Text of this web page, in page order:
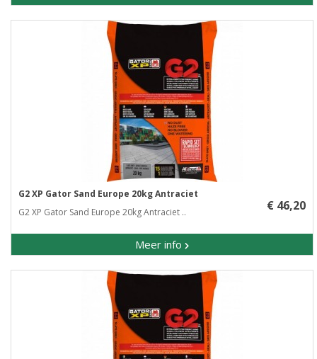
G2 XP Gator Sand Europe 20kg Antraciet
G2 XP Gator Sand Europe 20kg Antraciet ..
Meer info
€ 46,20